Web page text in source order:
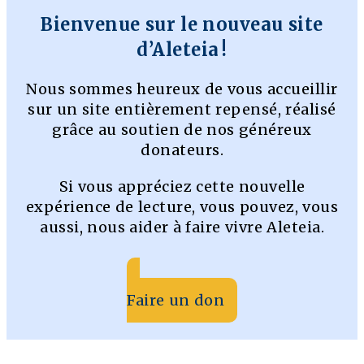
Bienvenue sur le nouveau site
d’Aleteia !
Nous sommes heureux de vous accueillir
sur un site entièrement repensé, réalisé
grâce au soutien de nos généreux
donateurs.
Si vous appréciez cette nouvelle
expérience de lecture, vous pouvez, vous
aussi, nous aider à faire vivre Aleteia.
Faire un don